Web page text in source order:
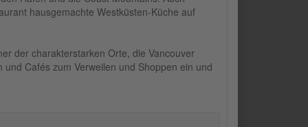
hausgemachte Westküsten-Küche auf
der charakterstarken Orte, die Vancouver
Cafés zum Verweilen und Shoppen ein und